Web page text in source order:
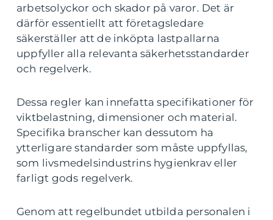
arbetsolyckor och skador på varor. Det är
därför essentiellt att företagsledare
säkerställer att de inköpta lastpallarna
uppfyller alla relevanta säkerhetsstandarder
och regelverk.
Dessa regler kan innefatta specifikationer för
viktbelastning, dimensioner och material.
Specifika branscher kan dessutom ha
ytterligare standarder som måste uppfyllas,
som livsmedelsindustrins hygienkrav eller
farligt gods regelverk.
Genom att regelbundet utbilda personalen i